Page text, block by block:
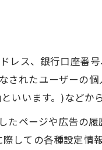
レス、銀行口座番
れたユーザーの
いいます。)などか
ページや広告の
しての各種設定情